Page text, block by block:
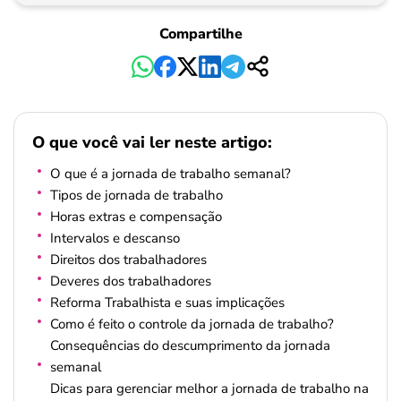
Compartilhe
O que você vai ler neste artigo:
O que é a jornada de trabalho semanal?
Tipos de jornada de trabalho
Horas extras e compensação
Intervalos e descanso
Direitos dos trabalhadores
Deveres dos trabalhadores
Reforma Trabalhista e suas implicações
Como é feito o controle da jornada de trabalho?
Consequências do descumprimento da jornada
semanal
Dicas para gerenciar melhor a jornada de trabalho na